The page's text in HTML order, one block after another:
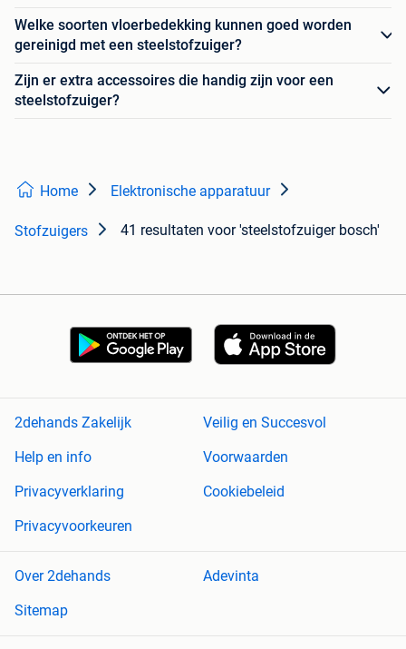
Welke soorten vloerbedekking kunnen goed worden
gereinigd met een steelstofzuiger?
Zijn er extra accessoires die handig zijn voor een
steelstofzuiger?
Home Elektronische apparatuur
Stofzuigers 41 resultaten voor 'steelstofzuiger bosch'
2dehands Zakelijk
Veilig en Succesvol
Help en info
Voorwaarden
Privacyverklaring
Cookiebeleid
Privacyvoorkeuren
Over 2dehands
Adevinta
Sitemap